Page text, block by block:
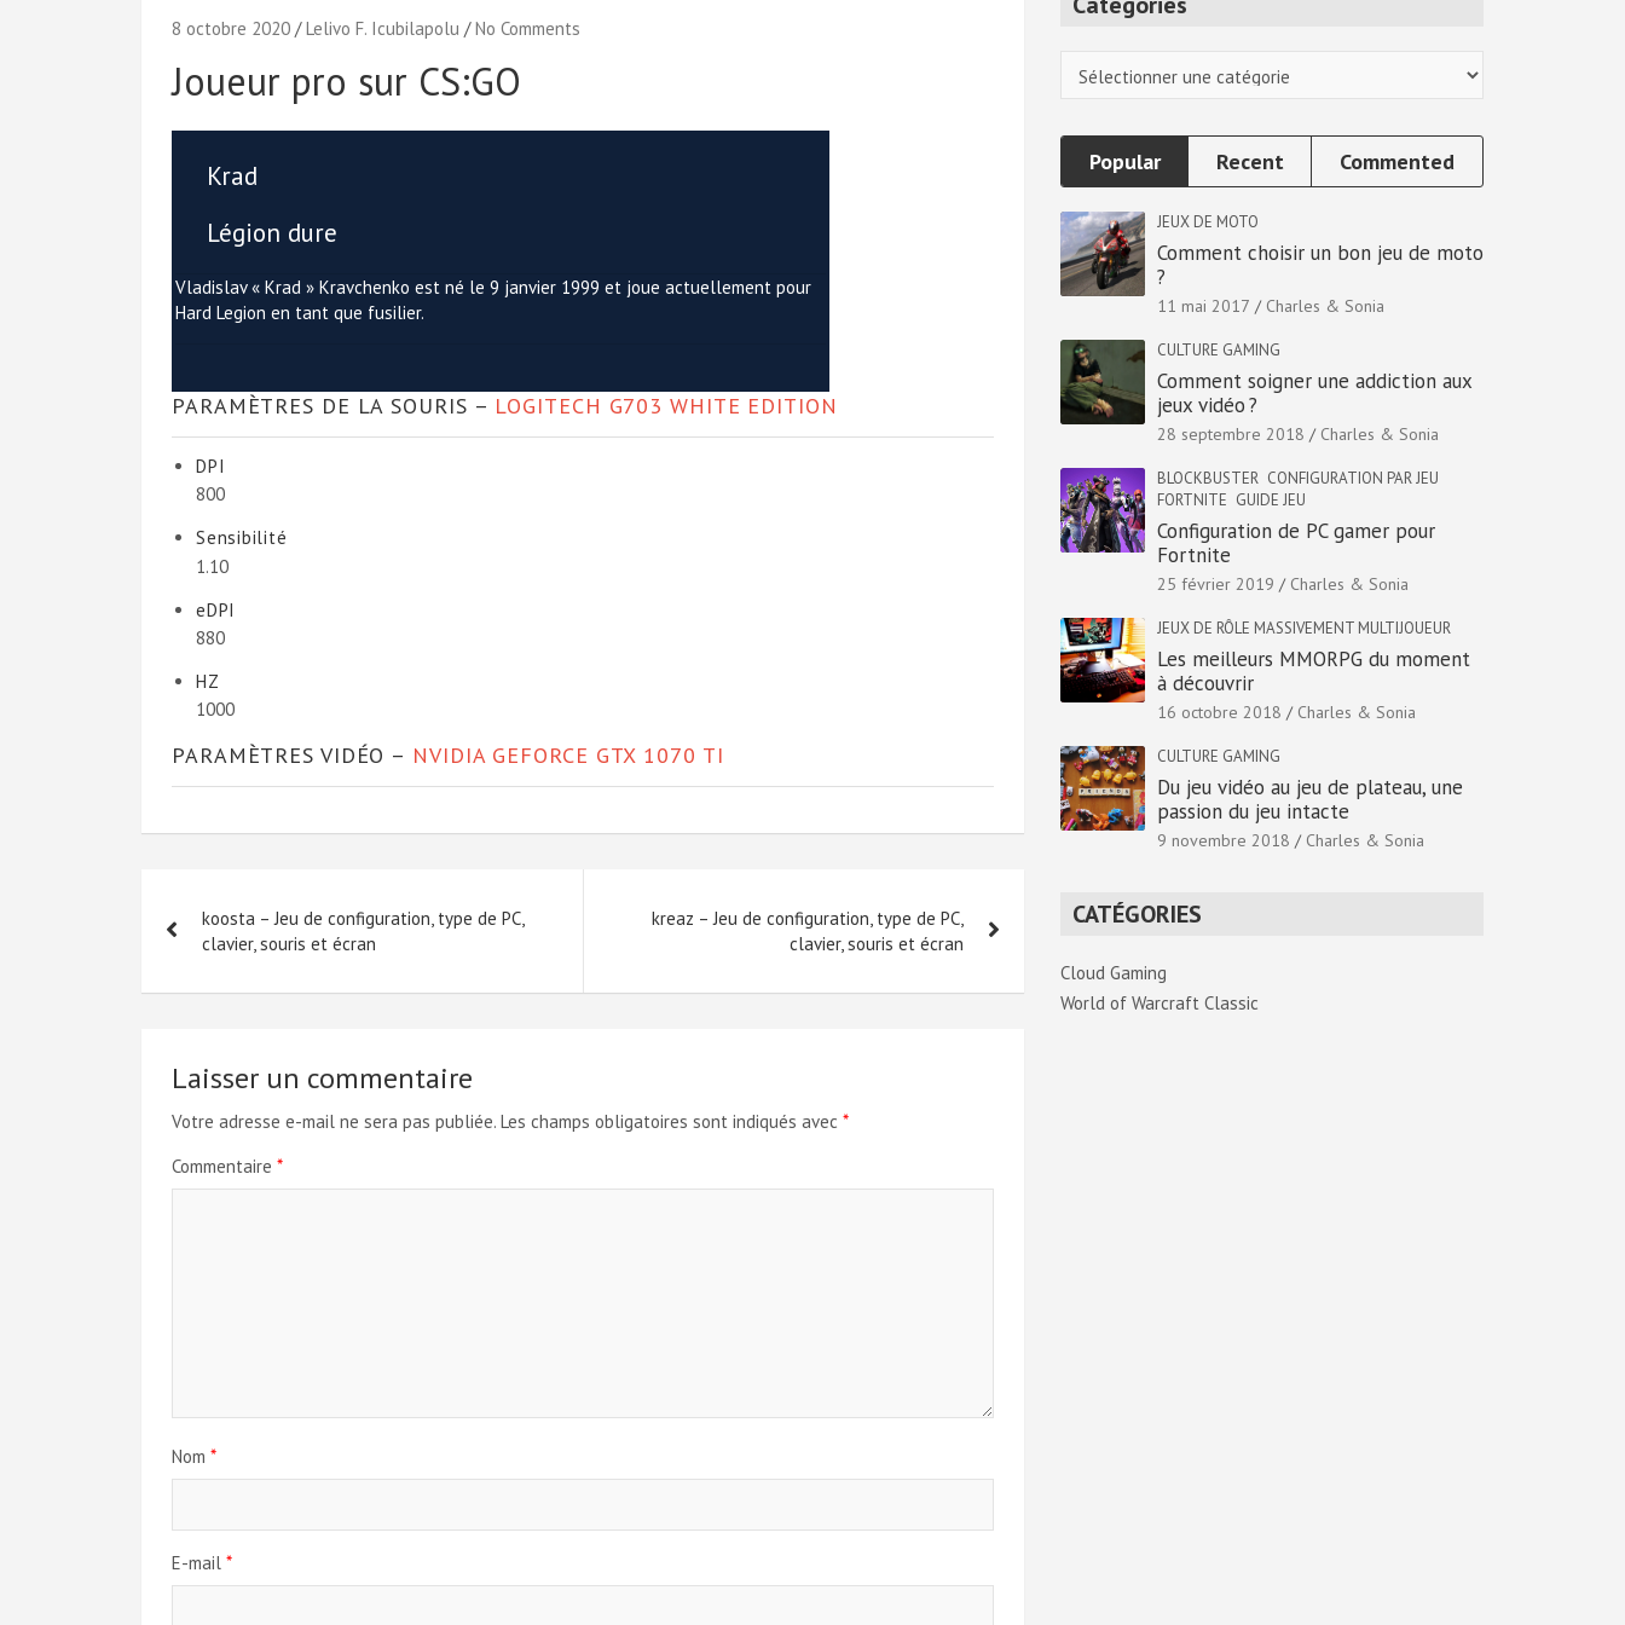
8 octobre 2020 Lelivo F. Icubilapolu No Comments
Joueur pro sur CS:GO
Krad
Légion dure
Vladislav « Krad » Kravchenko est né le 9 janvier 1999 et joue actuellement pour
Hard Legion en tant que fusilier.
PARAMÈTRES DE LA SOURIS – LOGITECH G703 WHITE EDITION
DPI
800
Sensibilité
1.10
eDPI
880
HZ
1000
PARAMÈTRES VIDÉO – NVIDIA GEFORCE GTX 1070 TI
de
l’article
koosta – Jeu de configuration, type de PC,
clavier, souris et écran
kreaz – Jeu de configuration, type de PC,
clavier, souris et écran
Laisser un commentaire
Votre adresse e-mail ne sera pas publiée. Les champs obligatoires sont indiqués avec *
Commentaire *
Nom *
E-mail *
Popular Recent Commented
JEUX DE MOTO
Comment choisir un bon jeu de moto
?
11 mai 2017 Charles & Sonia
CULTURE GAMING
Comment soigner une addiction aux
jeux vidéo ?
28 septembre 2018 Charles & Sonia
BLOCKBUSTER CONFIGURATION PAR JEU
FORTNITE GUIDE JEU
Configuration de PC gamer pour
Fortnite
25 février 2019 Charles & Sonia
JEUX DE RÔLE MASSIVEMENT MULTIJOUEUR
Les meilleurs MMORPG du moment
à découvrir
16 octobre 2018 Charles & Sonia
CULTURE GAMING
Du jeu vidéo au jeu de plateau, une
passion du jeu intacte
9 novembre 2018 Charles & Sonia
CATÉGORIES
Cloud Gaming
World of Warcraft Classic